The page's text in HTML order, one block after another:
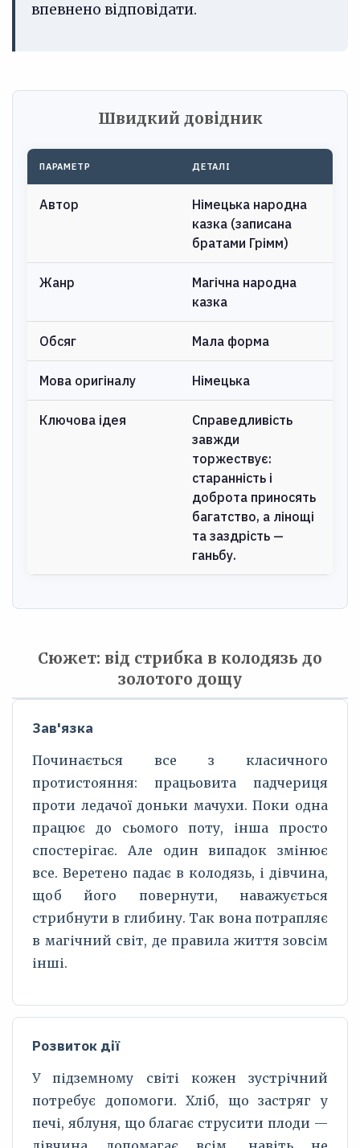
впевнено відповідати.
Швидкий довідник
ПАРАМЕТР ДЕТАЛІ
Автор
Німецька народна
казка (записана
братами Грімм)
Жанр
Магічна народна
казка
Обсяг Мала форма
Мова оригіналу Німецька
Ключова ідея
Справедливість
завжди
торжествує:
старанність і
доброта приносять
багатство, а лінощі
та заздрість —
ганьбу.
Сюжет: від стрибка в колодязь до
золотого дощу
Зав'язка
Починається все з класичного
протистояння: працьовита падчериця
проти ледачої доньки мачухи. Поки одна
працює до сьомого поту, інша просто
спостерігає. Але один випадок змінює
все. Веретено падає в колодязь, і дівчина,
щоб його повернути, наважується
стрибнути в глибину. Так вона потрапляє
в магічний світ, де правила життя зовсім
інші.
Розвиток дії
У підземному світі кожен зустрічний
потребує допомоги. Хліб, що застряг у
печі, яблуня, що благає струсити плоди —